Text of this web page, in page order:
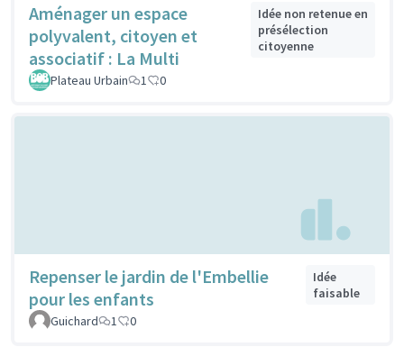
Aménager un espace
polyvalent, citoyen et
associatif : La Multi
Idée non retenue en
présélection
citoyenne
Plateau Urbain 1 0
Repenser le jardin de l'Embellie
pour les enfants
Idée
faisable
Guichard
1 0